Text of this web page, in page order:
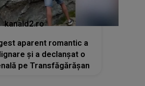
kanald2.ro
aparent romantic a
și a declanșat o
pe Transfăgărășan